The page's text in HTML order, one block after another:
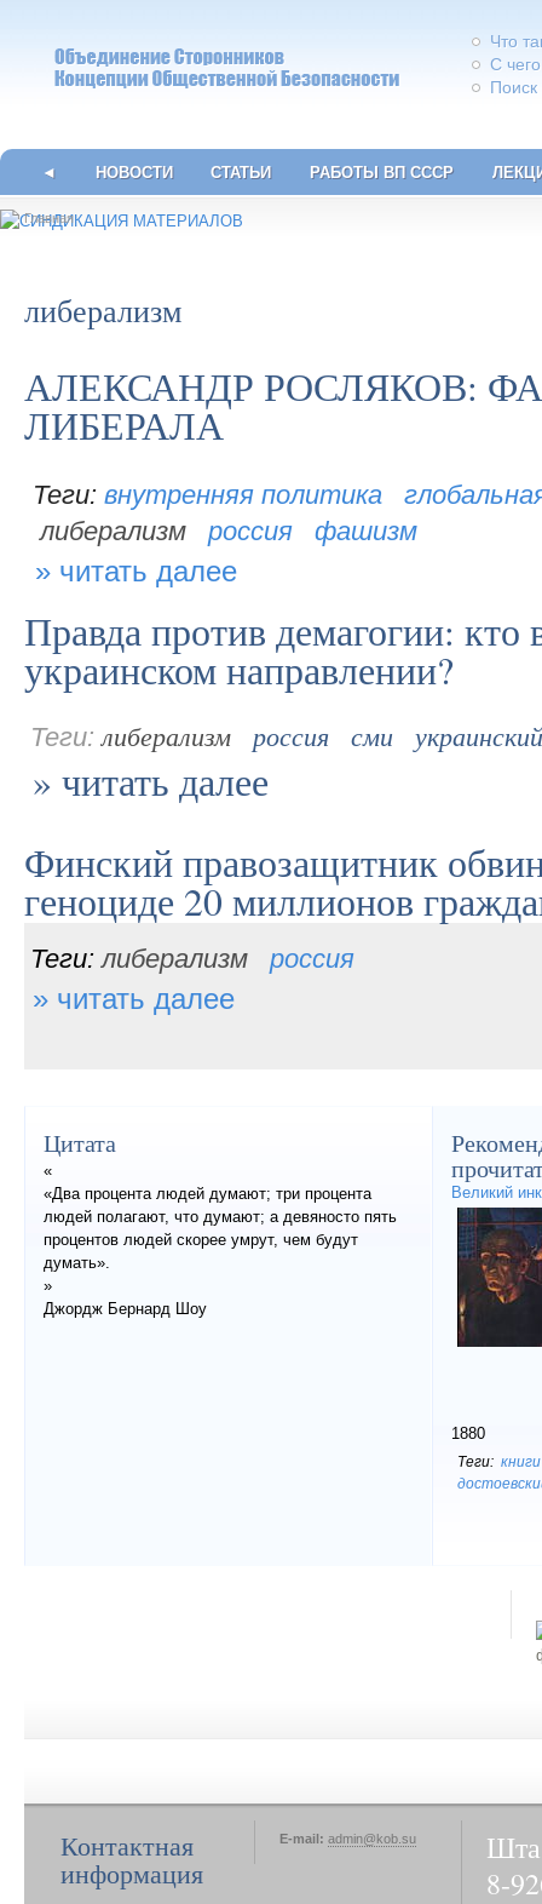
Что
С
◄ НОВОСТИ СТАТЬИ РАБОТЫ ВП СССР
Главная
либерализм
АЛЕКСАНДР РОСЛЯКОВ:
ЛИБЕРАЛА
внутренняя политика
либерализм
россия фашизм
читать далее
Правда против демагогии: кто
украинском направлении?
либерализм россия сми
читать далее
Финский правозащитник
геноциде 20 миллионов
либерализм россия
читать далее
Цитата
«
«Два процента людей думают; три процента
людей полагают, что думают; а девяносто пять
процентов людей скорее умрут, чем будут
думать».
»
Джордж Бернард Шоу
Великий
1880
книги
Контактная
информация
E-mail: admin@kob.su
8-